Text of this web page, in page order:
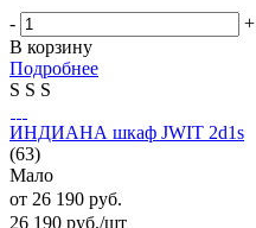
-
+
В корзину
Подробнее
S S S
ИНДИАНА шкаф JWIT 2d1s
(63)
Мало
от 26 190 руб.
26 190 руб./шт